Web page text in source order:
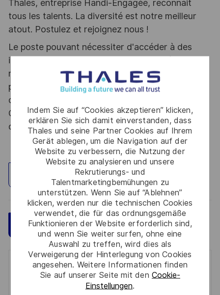
Indem Sie auf “Cookies akzeptieren” klicken,
erklären Sie sich damit einverstanden, dass
Thales und seine Partner Cookies auf Ihrem
Gerät ablegen, um die Navigation auf der
Website zu verbessern, die Nutzung der
Website zu analysieren und unsere
Rekrutierungs- und
Talentmarketingbemühungen zu
unterstützen. Wenn Sie auf “Ablehnen”
klicken, werden nur die technischen Cookies
verwendet, die für das ordnungsgemäße
Funktionieren der Website erforderlich sind,
und wenn Sie weiter surfen, ohne eine
Auswahl zu treffen, wird dies als
Verweigerung der Hinterlegung von Cookies
angesehen. Weitere Informationen finden
Sie auf unserer Seite mit den Cookie-
Einstellungen.
Thales, entreprise Handi-Engagée, reconnait
tous les talents. La diversité est notre meilleur
atout. Postulez et rejoignez nous !
Le poste pouvant nécessiter d'accéder à des
informations relevant du secret de la défense
nationale, la personne retenue fera l'objet d'une
procédure d’habilitation, conformément aux
dispositions des articles R.2311-1 et suivants du
Code de la défense et de l’IGI 1300 SGDSN/PSE
du 09 août 2021.
Standort erkunden
Jetzt bewerben Speichern
Get notified for similar jobs
You'll receive updates once a week